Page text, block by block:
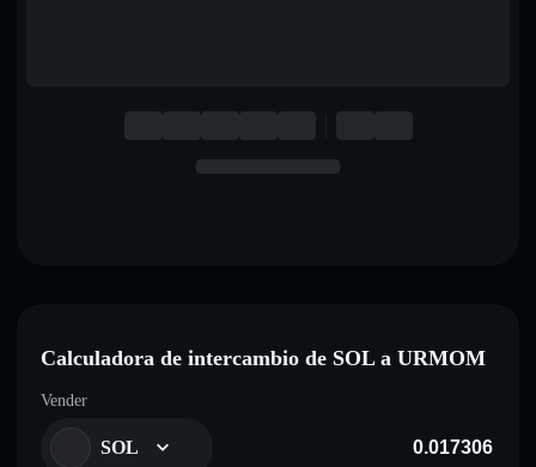
Calculadora de intercambio de SOL a URMOM
Vender
SOL